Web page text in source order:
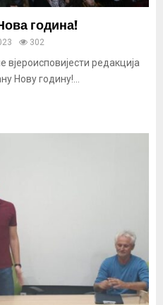
година!
302
редакција
Нову годину!...